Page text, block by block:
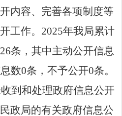
内容、完善各项制度等
工作。 2025年我局累计
26条，其中主动公开信息
数0条，不予公开0条。
到和处理政府信息公开
政局的有关政府信息公